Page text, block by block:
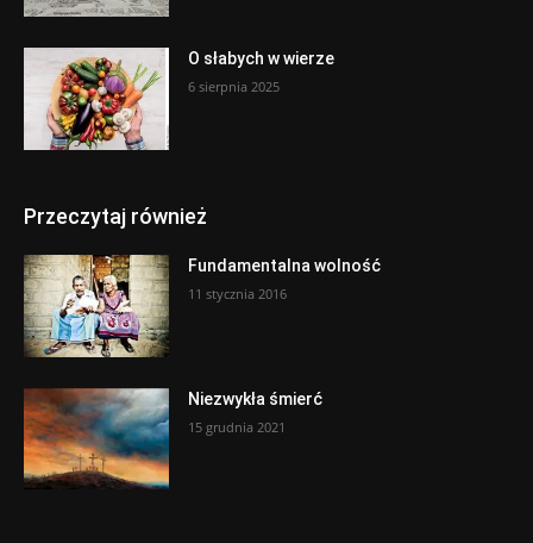
O słabych w wierze
6 sierpnia 2025
Przeczytaj również
Fundamentalna wolność
11 stycznia 2016
Niezwykła śmierć
15 grudnia 2021